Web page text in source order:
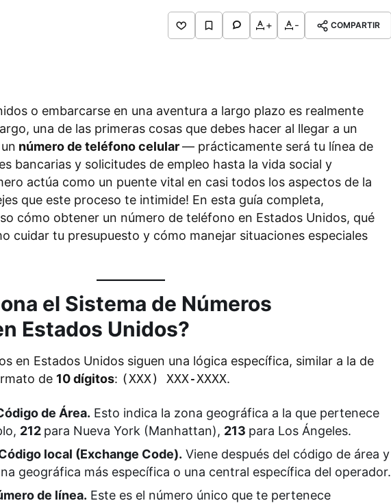
+ - COMPARTIR
o embarcarse en una aventura a largo plazo es realmente
una de las primeras cosas que debes hacer al llegar a un
número de teléfono celular— prácticamente será tu línea de
bancarias y solicitudes de empleo hasta la vida social y
actúa como un puente vital en casi todos los aspectos de la
que este proceso te intimide! En esta guía completa,
cómo obtener un número de teléfono en Estados Unidos, qué
cuidar tu presupuesto y cómo manejar situaciones especiales
el Sistema de Números
Estados Unidos?
en Estados Unidos siguen una lógica específica, similar a la de
de 10 dígitos: (XXX) XXX-XXXX.
de Área. Esto indica la zona geográfica a la que pertenece
212 para Nueva York (Manhattan), 213 para Los Ángeles.
local (Exchange Code). Viene después del código de área y
geográfica más específica o una central específica del operador.
de línea. Este es el número único que te pertenece